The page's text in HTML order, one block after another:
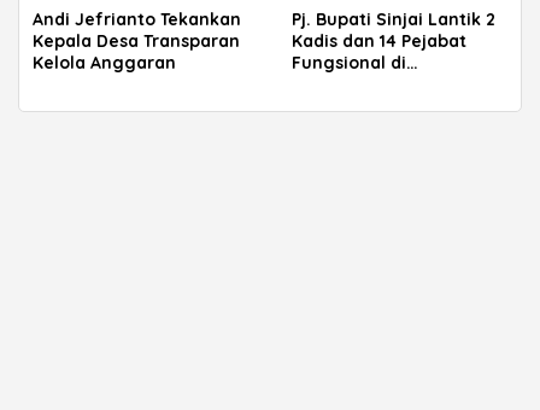
Andi Jefrianto Tekankan
Kepala Desa Transparan
Kelola Anggaran
Pj. Bupati Sinjai Lantik 2
Kadis dan 14 Pejabat
Fungsional di